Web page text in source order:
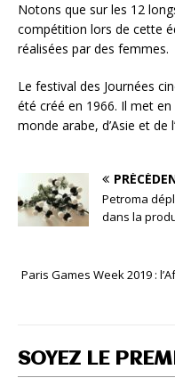
Notons que sur les 12
compétition lors de cette
réalisées par des femmes.
Le festival des Journées
été créé en 1966. Il met en
monde arabe, d’Asie et de
Petroma
dans la
Paris Games Week 2019 :
SOYEZ LE